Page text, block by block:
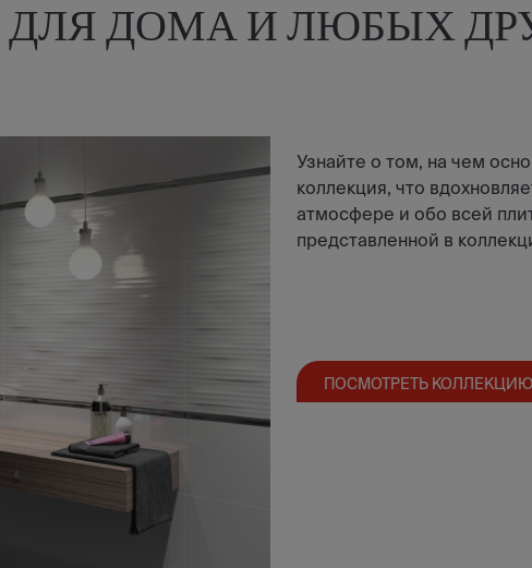
ДЛЯ ДОМА И ЛЮБЫХ
Узнайте о том, на чем
коллекция, что
атмосфере и обо всей
представленной в
ПОСМОТРЕТЬ КОЛЛЕКЦИЮ